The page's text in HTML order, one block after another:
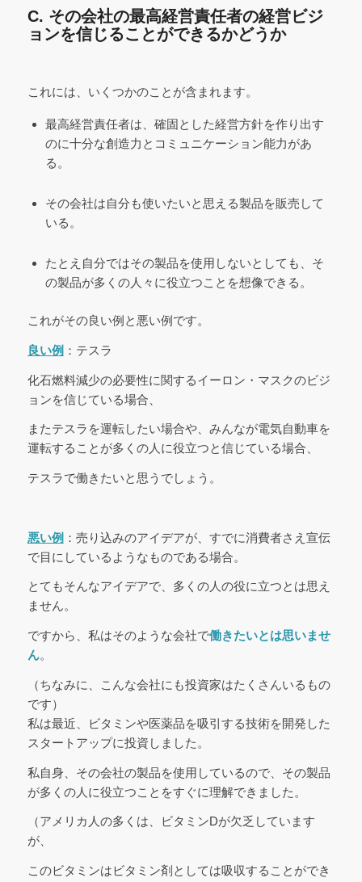
C. その会社の最高経営責任者の経営ビジ
ョンを信じることができるかどうか
これには、いくつかのことが含まれます。
最高経営責任者は、確固とした経営方針を作り出す
のに十分な創造力とコミュニケーション能力があ
る。
その会社は自分も使いたいと思える製品を販売して
いる。
たとえ自分ではその製品を使用しないとしても、そ
の製品が多くの人々に役立つことを想像できる。
これがその良い例と悪い例です。
良い例 ：テスラ
化石燃料減少の必要性に関するイーロン・マスクのビジ
ョンを信じている場合、
またテスラを運転したい場合や、みんなが電気自動車を
運転することが多くの人に役立つと信じている場合、
テスラで働きたいと思うでしょう。
悪い例 ：売り込みのアイデアが、すでに消費者さえ宣伝
で目にしているようなものである場合。
とてもそんなアイデアで、多くの人の役に立つとは思え
ません。
ですから、私はそのような会社で働きたいとは思いませ
ん。
（ちなみに、こんな会社にも投資家はたくさんいるもの
です）
私は最近、ビタミンや医薬品を吸引する技術を開発した
スタートアップに投資しました。
私自身、その会社の製品を使用しているので、その製品
が多くの人に役立つことをすぐに理解できました。
（アメリカ人の多くは、ビタミンDが欠乏しています
が、
このビタミンはビタミン剤としては吸収することができ